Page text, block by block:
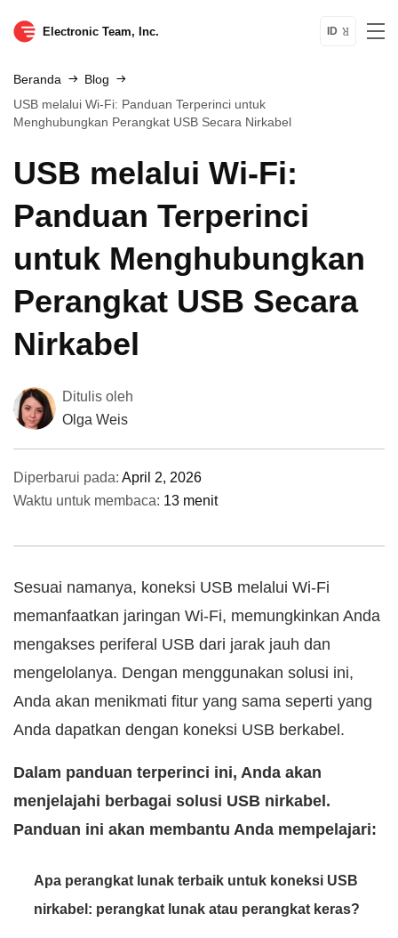
Electronic Team, Inc. ID
Beranda
Blog
USB melalui Wi‑Fi: Panduan Terperinci untuk
Menghubungkan Perangkat USB Secara Nirkabel
USB melalui Wi‑Fi:
Panduan Terperinci
untuk Menghubungkan
Perangkat USB Secara
Nirkabel
Ditulis oleh
Olga Weis
Diperbarui pada: April 2, 2026
Waktu untuk membaca: 13 menit
Sesuai namanya, koneksi USB melalui Wi-Fi
memanfaatkan jaringan Wi-Fi, memungkinkan Anda
mengakses periferal USB dari jarak jauh dan
mengelolanya. Dengan menggunakan solusi ini,
Anda akan menikmati fitur yang sama seperti yang
Anda dapatkan dengan koneksi USB berkabel.
Dalam panduan terperinci ini, Anda akan
menjelajahi berbagai solusi USB nirkabel.
Panduan ini akan membantu Anda mempelajari:
Apa perangkat lunak terbaik untuk koneksi USB
nirkabel: perangkat lunak atau perangkat keras?